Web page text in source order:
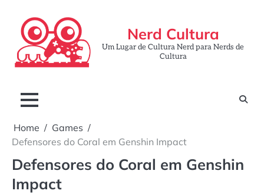
content
Nerd Cultura
Um Lugar de Cultura Nerd para Nerds de
Cultura
Home
Games
Defensores do Coral em Genshin Impact
Defensores do Coral em Genshin
Impact